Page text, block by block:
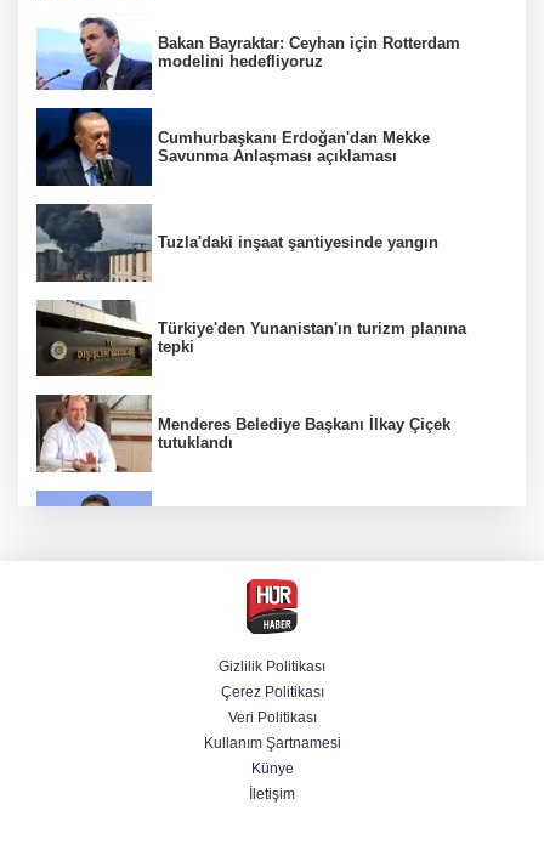
Bakan Bayraktar: Ceyhan için Rotterdam
modelini hedefliyoruz
Cumhurbaşkanı Erdoğan'dan Mekke
Savunma Anlaşması açıklaması
Tuzla'daki inşaat şantiyesinde yangın
Türkiye'den Yunanistan'ın turizm planına
tepki
Menderes Belediye Başkanı İlkay Çiçek
tutuklandı
Hür Ağbaba soruşturmasında MASAK para
hareketlerini inceledi
Bakan Gürlek: Kanunda şehitleri incitecek
düzenleme yok
Gizlilik Politikası
Çerez Politikası
Veri Politikası
Kullanım Şartnamesi
Künye
İletişim